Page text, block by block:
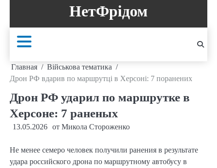
содержанию
НетФрідом
Главная
Військова тематика
Дрон РФ вдарив по маршрутці в Херсоні: 7 поранених
Дрон РФ ударил по маршрутке в
Херсоне: 7 раненых
13.05.2026 от Микола Стороженко
Не менее семеро человек получили ранения в результате
удара российского дрона по маршрутному автобусу в